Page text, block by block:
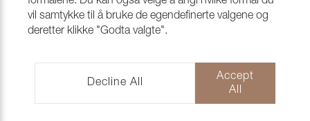
GULVBESKYTTER MED
GULVBESKYTTER QUICK
vil samtykke til å bruke de egendefinerte valgene og
deretter klikke "Godta valgte".
Decline All
Accept
All